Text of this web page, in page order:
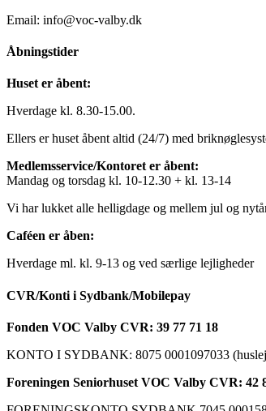
Email: info@voc-valby.dk
Åbningstider
Huset er åbent:
Hverdage kl. 8.30-15.00.
Ellers er huset åbent altid (24/7) med
Medlemsservice/Kontoret er åbent:
Mandag og torsdag kl. 10-12.30 + kl. 13-14
Vi har lukket alle helligdage og mellem jul og
Caféen er åben:
Hverdage ml. kl. 9-13 og ved særlige lejligheder
CVR/Konti i Sydbank/Mobilepay
Fonden VOC Valby CVR: 39 77 71 18
KONTO I SYDBANK: 8075 0001097033
Foreningen Seniorhuset VOC Valby CVR: 42